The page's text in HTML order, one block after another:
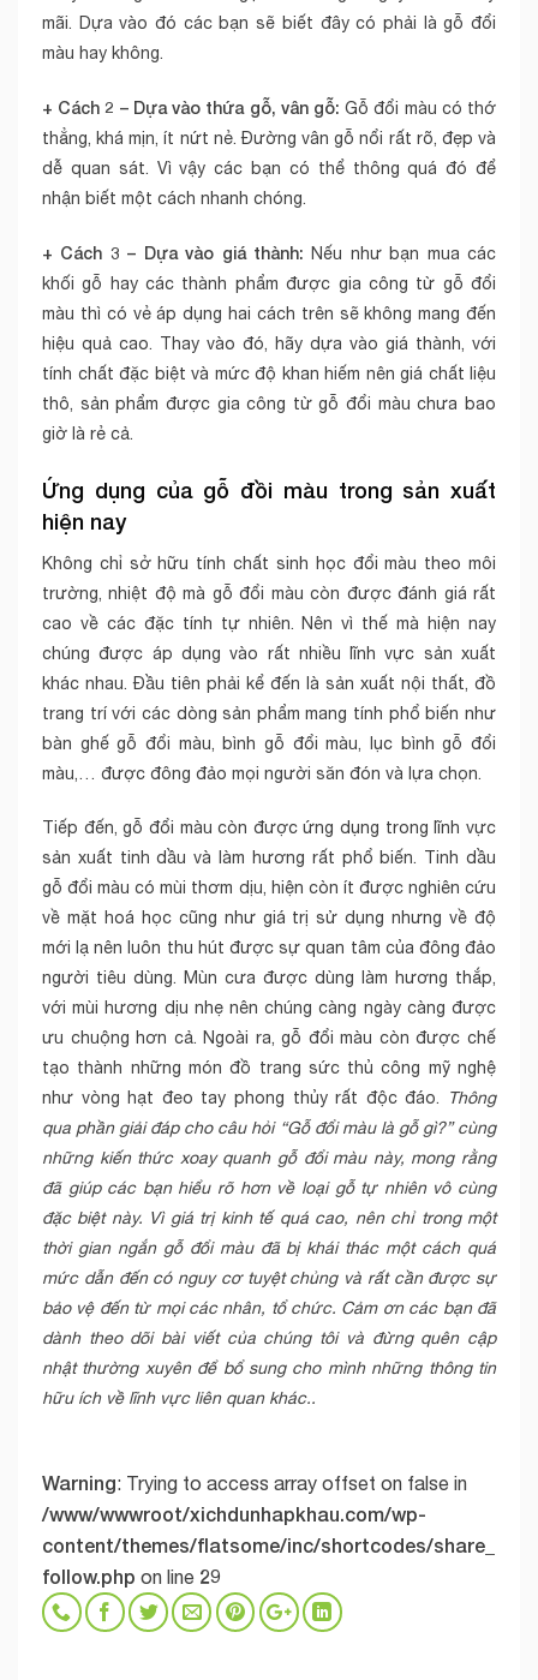
mãi. Dựa vào đó các bạn sẽ biết đây có phải là gỗ đổi
màu hay không.
+ Cách 2 – Dựa vào thứa gỗ, vân gỗ: Gỗ đổi màu có thớ
thẳng, khá mịn, ít nứt nẻ. Đường vân gỗ nổi rất rõ, đẹp và
dễ quan sát. Vì vậy các bạn có thể thông quá đó để
nhận biết một cách nhanh chóng.
+ Cách 3 – Dựa vào giá thành:Nếu như bạn mua các
khối gỗ hay các thành phẩm được gia công từ gỗ đổi
màu thì có vẻ áp dụng hai cách trên sẽ không mang đến
hiệu quả cao. Thay vào đó, hãy dựa vào giá thành, với
tính chất đặc biệt và mức độ khan hiếm nên giá chất liệu
thô, sản phẩm được gia công từ gỗ đổi màu chưa bao
giờ là rẻ cả.
Ứng dụng của gỗ đồi màu trong sản xuất
hiện nay
Không chỉ sở hữu tính chất sinh học đổi màu theo môi
trường, nhiệt độ mà gỗ đổi màu còn được đánh giá rất
cao về các đặc tính tự nhiên. Nên vì thế mà hiện nay
chúng được áp dụng vào rất nhiều lĩnh vực sản xuất
khác nhau. Đầu tiên phải kể đến là sản xuất nội thất, đồ
trang trí với các dòng sản phẩm mang tính phổ biến như
bàn ghế gỗ đổi màu, bình gỗ đổi màu, lục bình gỗ đổi
màu,… được đông đảo mọi người săn đón và lựa chọn.
Tiếp đến, gỗ đổi màu còn được ứng dụng trong lĩnh vực
sản xuất tinh dầu và làm hương rất phổ biến. Tinh dầu
gỗ đổi màu có mùi thơm dịu, hiện còn ít được nghiên cứu
về mặt hoá học cũng như giá trị sử dụng nhưng về độ
mới lạ nên luôn thu hút được sự quan tâm của đông đảo
người tiêu dùng. Mùn cưa được dùng làm hương thắp,
với mùi hương dịu nhẹ nên chúng càng ngày càng được
ưu chuộng hơn cả. Ngoài ra, gỗ đổi màu còn được chế
tạo thành những món đồ trang sức thủ công mỹ nghệ
như vòng hạt đeo tay phong thủy rất độc đáo.
Thông
qua phần giải đáp cho câu hỏi “Gỗ đổi màu là gỗ gì?” cùng
những kiến thức xoay quanh gỗ đổi màu này, mong rằng
đã giúp các bạn hiểu rõ hơn về loại gỗ tự nhiên vô cùng
đặc biệt này. Vì giá trị kinh tế quá cao, nên chỉ trong một
thời gian ngắn gỗ đổi màu đã bị khái thác một cách quá
mức dẫn đến có nguy cơ tuyệt chủng và rất cần được sự
bảo vệ đến từ mọi các nhân, tổ chức. Cảm ơn các bạn đã
dành theo dõi bài viết của chúng tôi và đừng quên cập
nhật thường xuyên để bổ sung cho mình những thông tin
hữu ích về lĩnh vực liên quan khác..
Warning: Trying to access array offset on false in
/www/wwwroot/xichdunhapkhau.com/wp-
content/themes/flatsome/inc/shortcodes/share_
follow.php on line 29